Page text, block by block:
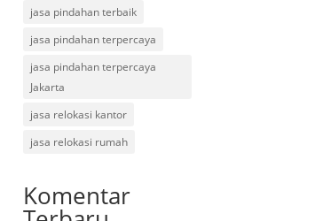
jasa pindahan terbaik
jasa pindahan terpercaya
jasa pindahan terpercaya
Jakarta
jasa relokasi kantor
jasa relokasi rumah
Komentar